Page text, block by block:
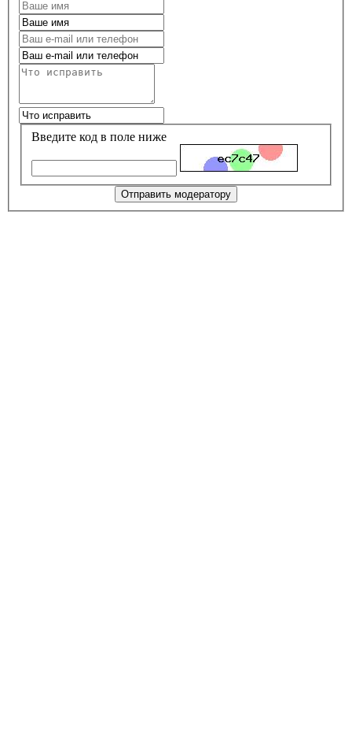
Введите код в поле ниже
Отправить модератору